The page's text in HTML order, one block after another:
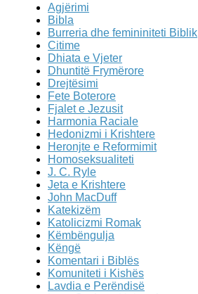
Agjërimi
Bibla
Burreria dhe femininiteti Biblik
Citime
Dhiata e Vjeter
Dhuntitë Frymërore
Drejtësimi
Fete Boterore
Fjalet e Jezusit
Harmonia Raciale
Hedonizmi i Krishtere
Heronjte e Reformimit
Homoseksualiteti
J. C. Ryle
Jeta e Krishtere
John MacDuff
Katekizëm
Katolicizmi Romak
Këmbëngulja
Këngë
Komentari i Biblës
Komuniteti i Kishës
Lavdia e Perëndisë